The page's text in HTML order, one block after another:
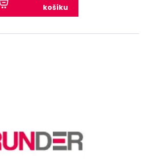
košíku